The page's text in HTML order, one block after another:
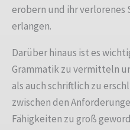
erobern und ihr
erlangen.
Darüber hinaus ist es
Grammatik zu vermitteln
als auch schriftlich zu
zwischen den
Fähigkeiten zu groß